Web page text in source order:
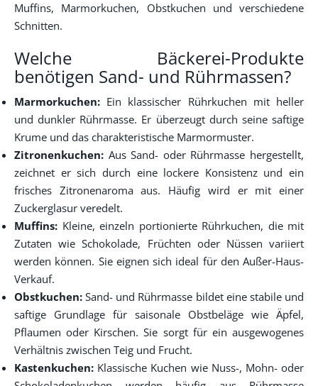
Muffins, Marmorkuchen, Obstkuchen und verschiedene
Schnitten.
Welche Bäckerei-Produkte
benötigen Sand- und Rührmassen?
Marmorkuchen: Ein klassischer Rührkuchen mit heller
und dunkler Rührmasse. Er überzeugt durch seine saftige
Krume und das charakteristische Marmormuster.
Zitronenkuchen: Aus Sand- oder Rührmasse hergestellt,
zeichnet er sich durch eine lockere Konsistenz und ein
frisches Zitronenaroma aus. Häufig wird er mit einer
Zuckerglasur veredelt.
Muffins: Kleine, einzeln portionierte Rührkuchen, die mit
Zutaten wie Schokolade, Früchten oder Nüssen variiert
werden können. Sie eignen sich ideal für den Außer-Haus-
Verkauf.
Obstkuchen: Sand- und Rührmasse bildet eine stabile und
saftige Grundlage für saisonale Obstbeläge wie Äpfel,
Pflaumen oder Kirschen. Sie sorgt für ein ausgewogenes
Verhältnis zwischen Teig und Frucht.
Kastenkuchen: Klassische Kuchen wie Nuss-, Mohn- oder